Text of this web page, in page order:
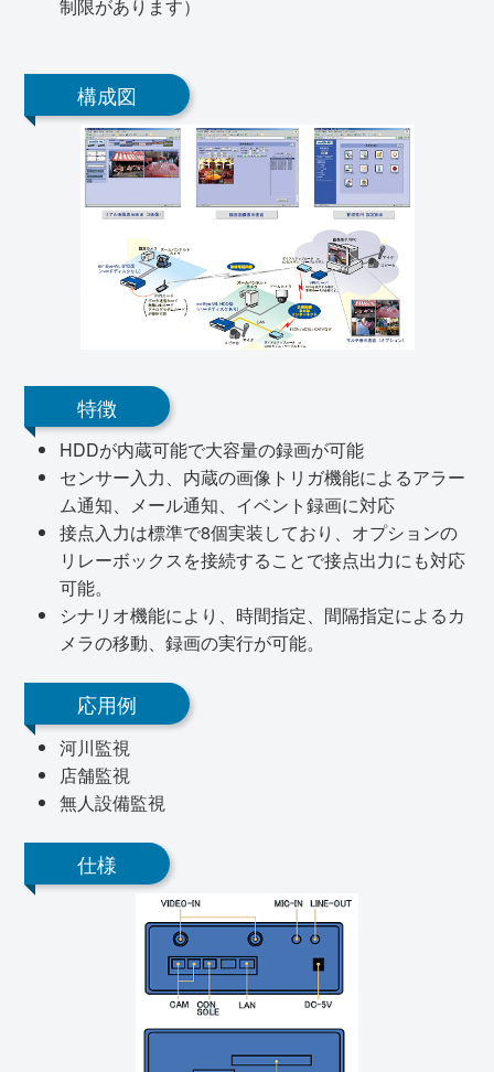
制限があります）
構成図
特徴
HDDが内蔵可能で大容量の録画が可能
センサー入力、内蔵の画像トリガ機能によるアラー
ム通知、メール通知、イベント録画に対応
接点入力は標準で8個実装しており、オプションの
リレーボックスを接続することで接点出力にも対応
可能。
シナリオ機能により、時間指定、間隔指定によるカ
メラの移動、録画の実行が可能。
応用例
河川監視
店舗監視
無人設備監視
仕様